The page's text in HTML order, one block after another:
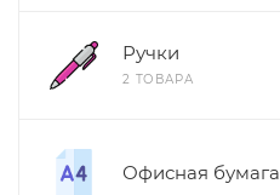
Ручки
2 ТОВАРА
Офисная бумага